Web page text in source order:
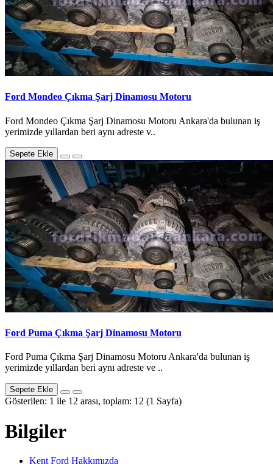
Ford Mondeo Çıkma Şarj Dinamosu Motoru
Ford Mondeo Çıkma Şarj Dinamosu Motoru Ankara'da bulunan iş
yerimizde yıllardan beri aynı adreste v..
Sepete Ekle
Ford Puma Çıkma Şarj Dinamosu Motoru
Ford Puma Çıkma Şarj Dinamosu Motoru Ankara'da bulunan iş
yerimizde yıllardan beri aynı adreste ve ..
Sepete Ekle
Gösterilen: 1 ile 12 arası, toplam: 12 (1 Sayfa)
Bilgiler
Kent Ford Hakkımızda